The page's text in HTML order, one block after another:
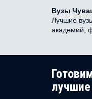
Вузы
Лучшие
академий,